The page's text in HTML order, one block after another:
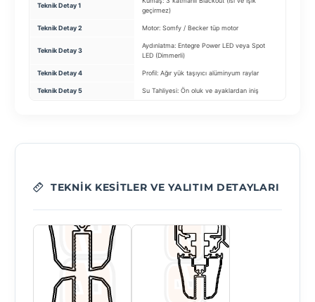
Teknik Detay 1
geçirmez)
Teknik Detay 2 Motor: Somfy / Becker tüp motor
Teknik Detay 3
Aydınlatma: Entegre Power LED veya Spot
LED (Dimmerli)
Teknik Detay 4 Profil: Ağır yük taşıyıcı alüminyum raylar
Teknik Detay 5 Su Tahliyesi: Ön oluk ve ayaklardan iniş
TEKNIK KESITLER VE YALITIM DETAYLARI